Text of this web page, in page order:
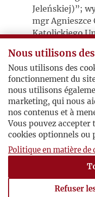
Jeleńskiej)”;
mgr Agnieszce
Katolickiego
Postolska –
kategorii prac
przyznano dr
Komorowskiej
Kopernika w
„Miłosz a
zagadnienia”.
Nagrody i
Kancelaria
sie ppod
Profil
Nous utilisons
Nous utilisons des
fonctionnement du
nous utilisons
marketing, qui nous
nos contenus et à
Vous pouvez accepter
cookies optionnels ou
Politique en matière de
Refuser